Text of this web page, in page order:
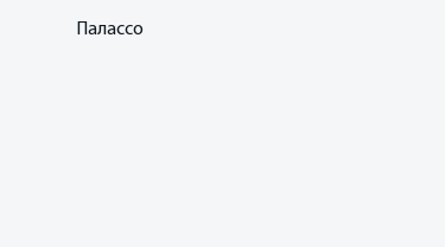
Палассо